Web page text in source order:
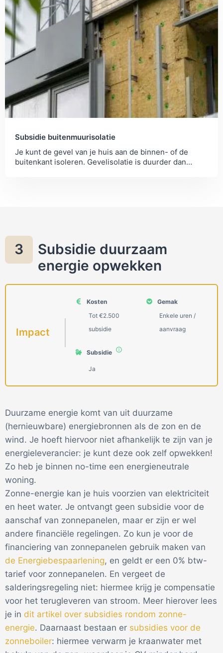
Subsidie buitenmuurisolatie
Je kunt de gevel van je huis aan de binnen- of de
buitenkant isoleren. Gevelisolatie is duurder dan
3
Subsidie duurzaam
energie opwekken
Impact
Kosten
Tot €2.500
subsidie
Gemak
Enkele uren /
aanvraag
Subsidie
Ja
Duurzame energie komt van uit duurzame
(hernieuwbare) energiebronnen als de zon en de
wind. Je hoeft hiervoor niet afhankelijk te zijn van je
energieleverancier: je kunt deze ook zelf opwekken!
Zo heb je binnen no-time een energieneutrale
woning.
Zonne-energie kan je huis voorzien van elektriciteit
en heet water. Je ontvangt geen subsidie voor de
aanschaf van zonnepanelen, maar er zijn er wel
andere financiële regelingen. Zo kun je voor de
financiering van zonnepanelen gebruik maken van
de Energiebespaarlening, en geldt er een 0% btw-
tarief voor zonnepanelen. En vergeet de
salderingsregeling niet: hiermee krijg je compensatie
voor het terugleveren van stroom. Meer hierover lees
je in dit artikel over subsidies rondom zonne-
energie. Daarnaast bestaan er subsidies voor de
zonneboiler: hiermee verwarm je kraanwater met